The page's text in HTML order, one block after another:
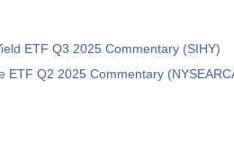
ETF Q3 2025 Commentary (SIHY)
ETF Q2 2025 Commentary